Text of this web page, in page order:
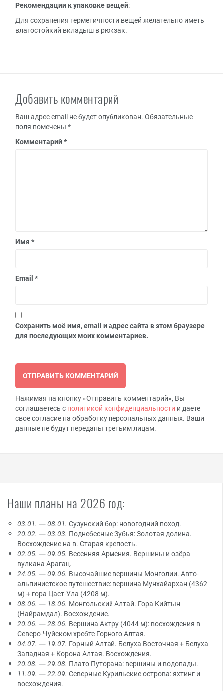
Рекомендации к упаковке вещей:
Для сохранения герметичности вещей желательно иметь
влагостойкий вкладыш в рюкзак.
Добавить комментарий
Ваш адрес email не будет опубликован. Обязательные
поля помечены *
Комментарий*
Имя *
Email *
Сохранить моё имя, email и адрес сайта в этом браузере
для последующих моих комментариев.
Нажимая на кнопку «Отправить комментарий», Вы
соглашаетесь с политикой конфиденциальности и даете
свое согласие на обработку персональных данных. Ваши
данные не будут переданы третьим лицам.
Наши планы на 2026 год:
03.01. — 08.01. Сузунский бор: новогодний поход.
20.02. — 03.03. Поднебесные Зубья: Золотая долина.
Восхождение на в. Старая крепость.
02.05. — 09.05. Весенняя Армения. Вершины и озёра
вулкана Арагац.
24.05. — 09.06. Высочайшие вершины Монголии. Авто-
альпинистское путешествие: вершина Мунхайархан (4362
м) + гора Цаст-Ула (4208 м).
08.06. — 18.06. Монгольский Алтай. Гора Кийтын
(Найрамдал). Восхождение.
20.06. — 28.06. Вершина Актру (4044 м): восхождения в
Северо-Чуйском хребте Горного Алтая.
04.07. — 19.07. Горный Алтай. Белуха Восточная + Белуха
Западная + Корона Алтая. Восхождения.
20.08. — 29.08. Плато Путорана: вершины и водопады.
11.09. — 22.09. Северные Курильские острова: яхтинг и
восхождения.